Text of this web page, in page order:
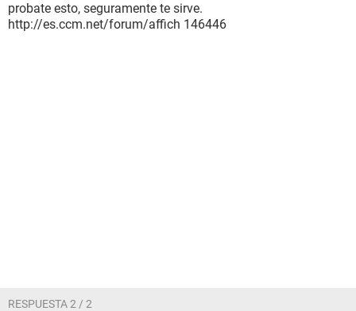
probate esto, seguramente te sirve.
http://es.ccm.net/forum/affich 146446
RESPUESTA 2 / 2